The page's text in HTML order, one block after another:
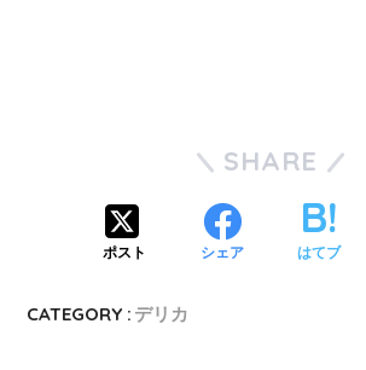
SHARE
ポスト シェア はてブ
CATEGORY : デリカ